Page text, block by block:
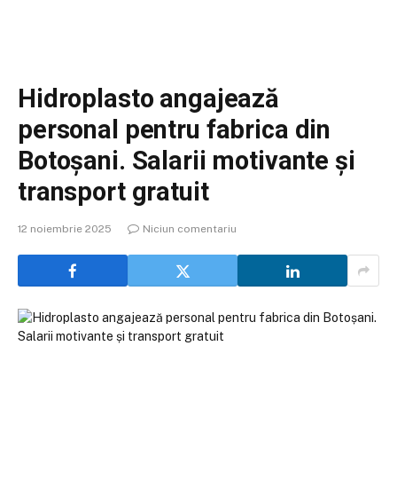
Hidroplasto angajează
personal pentru fabrica din
Botoșani. Salarii motivante și
transport gratuit
12 noiembrie 2025 Niciun comentariu